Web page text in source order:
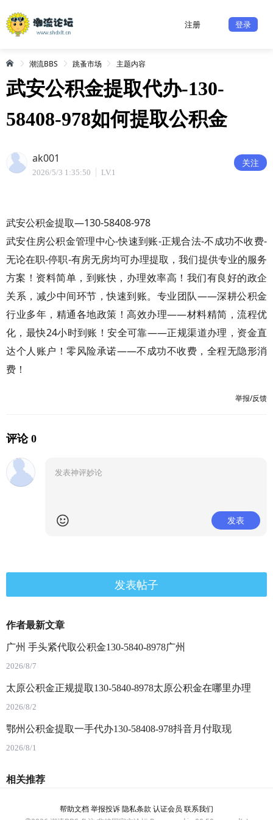
注册 登录
潮流BBS 跳蚤市场 主题内容
武安公积金提取代办-130-
58408-978如何提取公积金
ak001
2026/5/3 1:35:50 LV.1
关注
武安公积金提取—130-58408-978
武安住房公积金管理中心-快速到账-正规合法-不成功不收费-
无论在职-停职-有房无房均可办理提取，我们提供专业的服务
方案！资料简单，到账快，办理效率高！我们有良好的政企
关系，减少中间环节，快速到账。专业团队——深耕公积金
行业多年，精通各地政策！高效办理——材料精简，流程优
化，最快24小时到账！安全可靠——正规渠道办理，资金直
达个人账户！零风险承诺——不成功不收费，全程无隐形消
费！
举报/反馈
评论 0
发表
发表帖子
作者最新文章
广州 手头紧代取公积金130-5840-8978广州
2026/8/7
太原公积金正规提取130-5840-8978太原公积金在哪里办理
2026/8/2
鄂州公积金提取一手代办130-58408-978抖音月付取现
2026/8/1
相关推荐
帮助文档举报投诉隐私条款 认证会员 联系我们